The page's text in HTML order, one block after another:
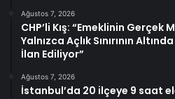
Ağustos 7, 2026
CHP’li Kış: “Emeklinin Gerçek
Yalnızca Açlık Sınırının
İlan Ediliyor”
Ağustos 7, 2026
İstanbul’da 20 ilçeye 9 saat